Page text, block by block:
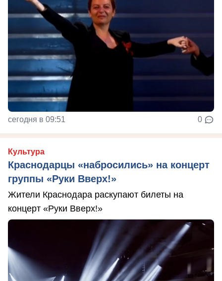
сегодня в 09:51 0
Культура
Краснодарцы «набросились» на концерт
группы «Руки Вверх!»
Жители Краснодара раскупают билеты на
концерт «Руки Вверх!»